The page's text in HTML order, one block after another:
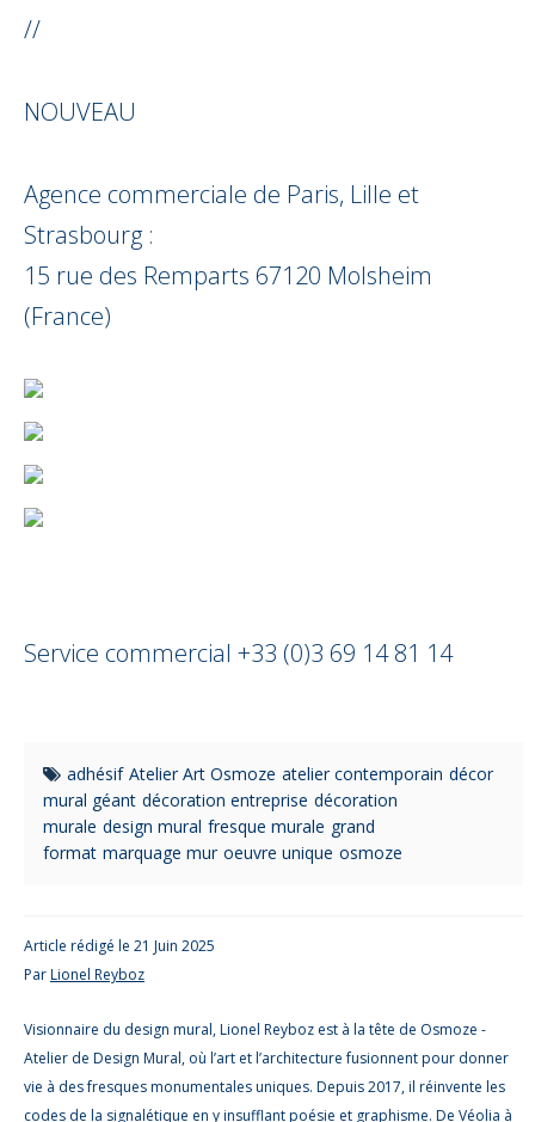
//
NOUVEAU
Agence commerciale de Paris, Lille et
Strasbourg :
15 rue des Remparts 67120 Molsheim
(France)
Service commercial +33 (0)3 69 14 81 14
adhésif Atelier Art Osmoze atelier contemporain décor
mural géant décoration entreprise décoration
murale design mural fresque murale grand
format marquage mur oeuvre unique osmoze
Article rédigé le 21 Juin 2025
ParLionel Reyboz
Visionnaire du design mural, Lionel Reyboz est à la tête de Osmoze -
Atelier de Design Mural, où l’art et l’architecture fusionnent pour donner
vie à des fresques monumentales uniques. Depuis 2017, il réinvente les
codes de la signalétique en y insufflant poésie et graphisme. De Véolia à